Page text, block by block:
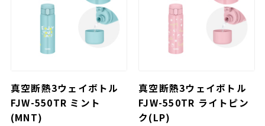
真空断熱3ウェイボトル
FJW-550TR ミント
(MNT)
真空断熱3ウェイボトル
FJW-550TR ライトピン
ク(LP)